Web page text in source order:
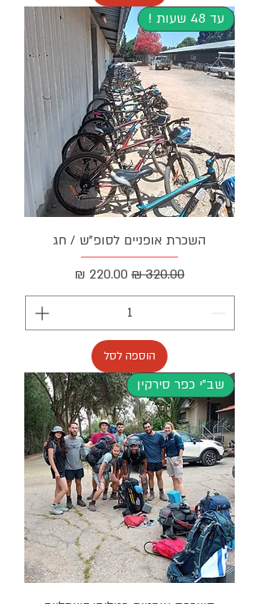
עד 48 שעות !
השכרת אופניים לסופ"ש / חג
מחיר רגיל מחיר מבצע
הוספה לסל
שב"י כפר סירקין